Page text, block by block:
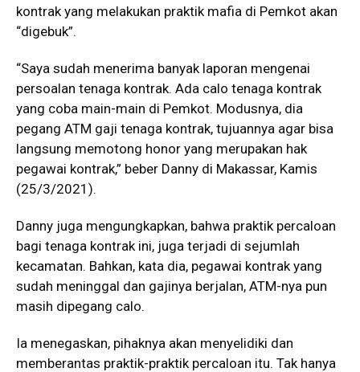
kontrak yang melakukan praktik mafia di Pemkot akan
“digebuk”.
“Saya sudah menerima banyak laporan mengenai
persoalan tenaga kontrak. Ada calo tenaga kontrak
yang coba main-main di Pemkot. Modusnya, dia
pegang ATM gaji tenaga kontrak, tujuannya agar bisa
langsung memotong honor yang merupakan hak
pegawai kontrak,” beber Danny di Makassar, Kamis
(25/3/2021).
Danny juga mengungkapkan, bahwa praktik percaloan
bagi tenaga kontrak ini, juga terjadi di sejumlah
kecamatan. Bahkan, kata dia, pegawai kontrak yang
sudah meninggal dan gajinya berjalan, ATM-nya pun
masih dipegang calo.
Ia menegaskan, pihaknya akan menyelidiki dan
memberantas praktik-praktik percaloan itu. Tak hanya